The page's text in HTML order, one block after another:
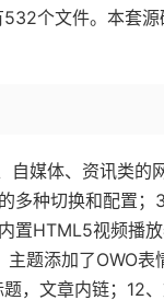
个文件。本套
自媒体、资讯类的
多种切换和配置
置HTML5视频播
题添加了OWO表
，文章内链；12